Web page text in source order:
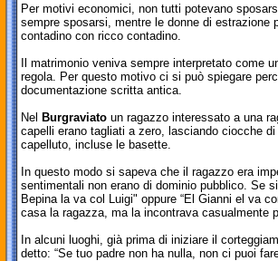
Per motivi economici, non tutti potevano
sempre sposarsi, mentre le donne di
contadino con ricco contadino.
Il matrimonio veniva sempre interpretato come
regola. Per questo motivo ci si può spiegare
documentazione scritta antica.
Nel Burgraviato un ragazzo interessato a una
capelli erano tagliati a zero, lasciando ciocche
capelluto, incluse le basette.
In questo modo si sapeva che il ragazzo era
sentimentali non erano di dominio pubblico. Se
Bepina la va col Luigi" oppure “El Gianni el va
casa la ragazza, ma la incontrava casualmente
In alcuni luoghi, già prima di iniziare il
detto: “Se tuo padre non ha nulla, non ci puoi